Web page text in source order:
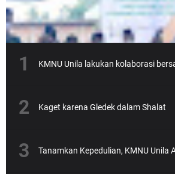
KMNU Unila lakukan kolaborasi
Kaget karena Gledek dalam Shalat